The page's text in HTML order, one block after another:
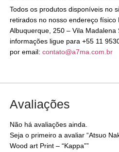
Todos os produtos disponíveis no
retirados no nosso endereço físico
Albuquerque, 250 – Vila Madalena
informações ligue para +55 11
por email: contato@a7ma.com.br
Avaliações
Não há avaliações ainda.
Seja o primeiro a avaliar “Atsuo
Wood art Print – “Kappa””